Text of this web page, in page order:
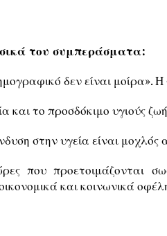
του συμπεράσματα:
δεν είναι μοίρα».
και το προσδόκιμο υγιούς
στην υγεία είναι μοχλός
που προετοιμάζονται
και κοινωνικά